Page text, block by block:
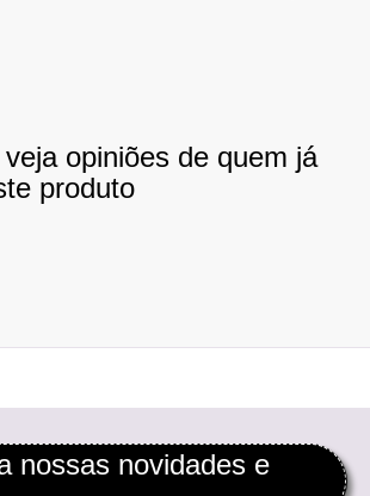
opiniões de quem já
produto
nossas novidades e